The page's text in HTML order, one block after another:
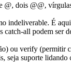
dois @@,
indeliverable. É
all podem ser
ou verify (permitir
seja suporte